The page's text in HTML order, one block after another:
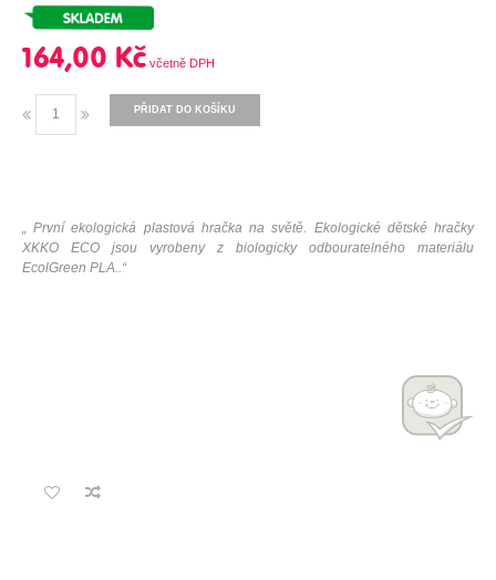
164,00 Kč
PŘIDAT DO KOŠÍKU
„ První ekologická plastová hračka na světě. Ekologické dětské hračky
XKKO ECO jsou vyrobeny z biologicky odbouratelného materiálu
EcolGreen PLA..“